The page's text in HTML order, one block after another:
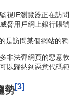
IE瀏覽器正在訪問
脅用戶網上銀行賬號
訪問某個網站的獨
法彈網頁的惡意軟
以歸納到惡意代碼範
勢[3]